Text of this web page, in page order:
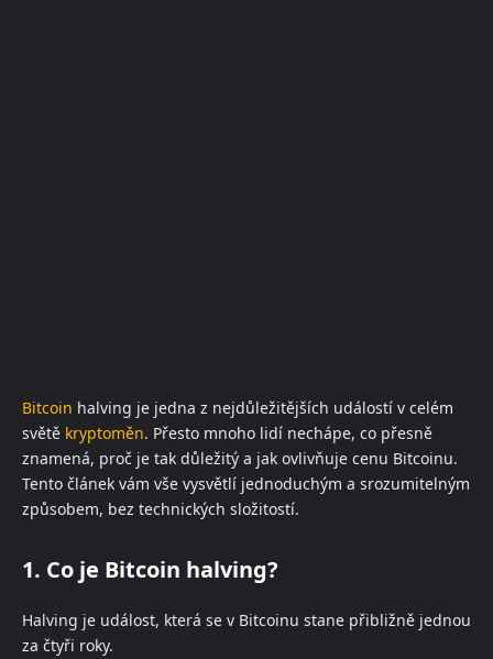
Bitcoin halving je jedna z nejdůležitějších událostí v celém
světě kryptoměn. Přesto mnoho lidí nechápe, co přesně
znamená, proč je tak důležitý a jak ovlivňuje cenu Bitcoinu.
Tento článek vám vše vysvětlí jednoduchým a srozumitelným
způsobem, bez technických složitostí.
1. Co je Bitcoin halving?
Halving je událost, která se v Bitcoinu stane přibližně jednou
za čtyři roky.